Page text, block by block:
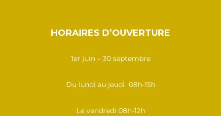
HORAIRES D’OUVERTURE
1er juin – 30 septembre
Du lundi au jeudi 08h-15h
Le vendredi 08h-12h